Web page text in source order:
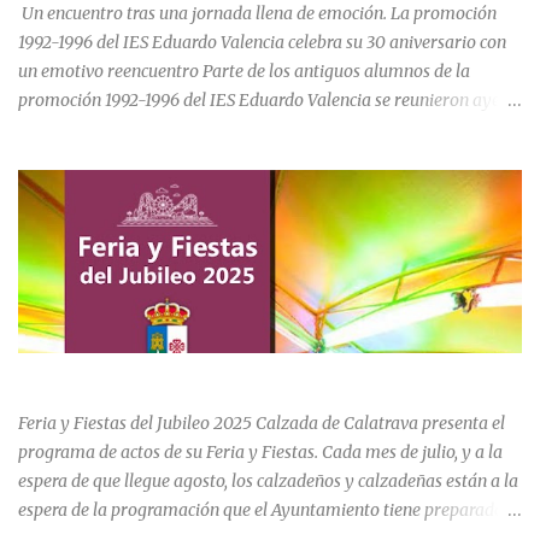
Un encuentro tras una jornada llena de emoción. La promoción
1992-1996 del IES Eduardo Valencia celebra su 30 aniversario con
un emotivo reencuentro Parte de los antiguos alumnos de la
promoción 1992-1996 del IES Eduardo Valencia se reunieron ayer
marcada por la emoción, los recuerdos compartidos y la
oportunidad de volver a recorrer los espacios que formaron parte
de una etapa inolvidable de sus vidas. El instituto, ubicado al final
de la calle Cervantes de la localidad, sigue siendo uno de los
referentes educativos de la comarca. La visita a las instalaciones
fue guiada por Ramón, actual secretario del centro, quien mostró a
los asistentes las dependencias y las numerosas transformaciones
Durante el recorrido, los antiguos estudiantes estuvieron
acompañados por su querida profes...
Feria y Fiestas del Jubileo 2025 Calzada de Calatrava presenta el
programa de actos de su Feria y Fiestas. Cada mes de julio, y a la
espera de que llegue agosto, los calzadeños y calzadeñas están a la
espera de la programación que el Ayuntamiento tiene preparado